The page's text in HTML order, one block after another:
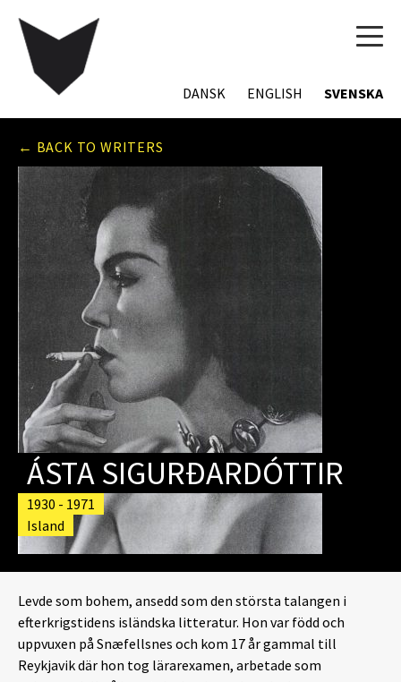
DANSK ENGLISH SVENSKA
← BACK TO WRITERS
ÁSTA SIGURÐARDÓTTIR
1930 - 1971
Island
Levde som bohem, ansedd som den största talangen i
efterkrigstidens isländska litteratur. Hon var född och
uppvuxen på Snæfellsnes och kom 17 år gammal till
Reykjavik där hon tog lärarexamen, arbetade som